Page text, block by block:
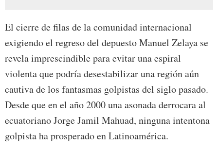
El cierre de filas de la comunidad internacional
exigiendo el regreso del depuesto Manuel Zelaya se
revela imprescindible para evitar una espiral
violenta que podría desestabilizar una región aún
cautiva de los fantasmas golpistas del siglo pasado.
Desde que en el año 2000 una asonada derrocara al
ecuatoriano Jorge Jamil Mahuad, ninguna intentona
golpista ha prosperado en Latinoamérica.